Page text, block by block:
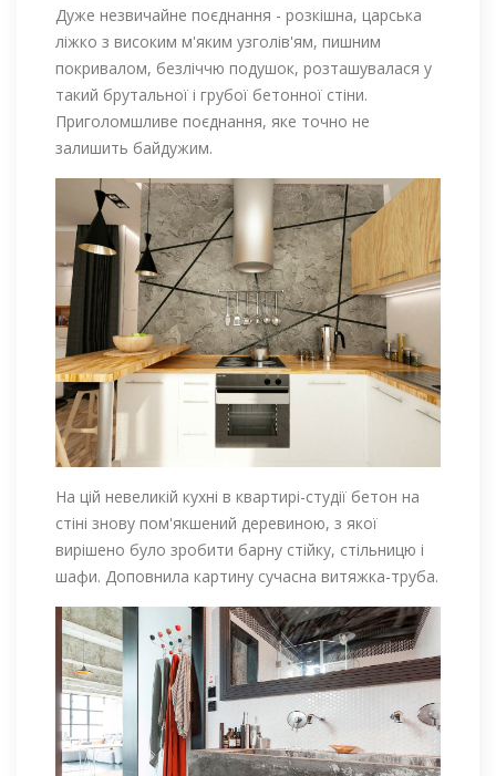
Дуже незвичайне поєднання - розкішна, царська
ліжко з високим м'яким узголів'ям, пишним
покривалом, безліччю подушок, розташувалася у
такий брутальної і грубої бетонної стіни.
Приголомшливе поєднання, яке точно не
залишить байдужим.
На цій невеликій кухні в квартирі-студії бетон на
стіні знову пом'якшений деревиною, з якої
вирішено було зробити барну стійку, стільницю і
шафи. Доповнила картину сучасна витяжка-труба.